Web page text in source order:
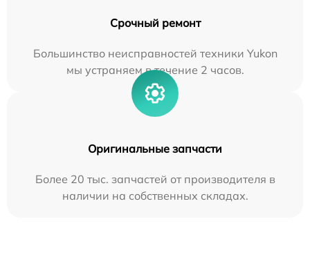
Срочный ремонт
Большинство неисправностей техники Yukon
мы устраняем в течение 2 часов.
Оригинальные запчасти
Более 20 тыс. запчастей от производителя в
наличии на собственных складах.